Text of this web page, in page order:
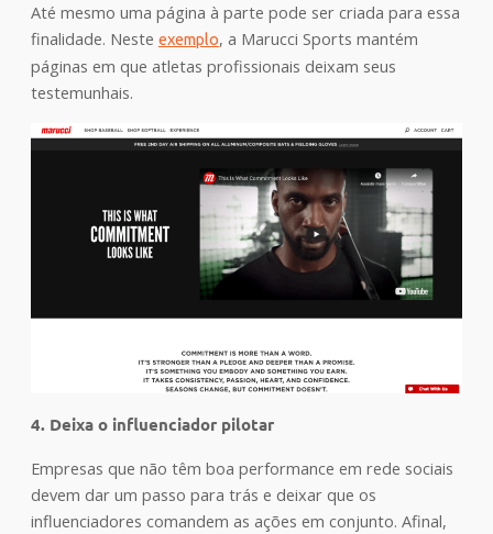
Até mesmo uma página à parte pode ser criada para essa
finalidade. Neste exemplo, a Marucci Sports mantém
páginas em que atletas profissionais deixam seus
testemunhais.
4. Deixa o influenciador pilotar
Empresas que não têm boa performance em rede sociais
devem dar um passo para trás e deixar que os
influenciadores comandem as ações em conjunto. Afinal,